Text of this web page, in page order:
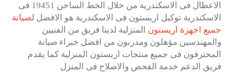
الاعطال فى الاسكندرية من خلال الخط الساخن 19451 فى
الاسكندرية توكيل اريستون فى الاسكندرية هو الافضل لصيانة
جميع اجهزة اريستون المنزلية لدينا فريق من الفنيين
والمهندسين مؤهلون ومدربون من افضل خبراء صيانة
المحترفون فى جميع منتجات اريستون المنزلية كما يقدم
فريق الدعم خدمة الفحص والاصلاح فى المنزل